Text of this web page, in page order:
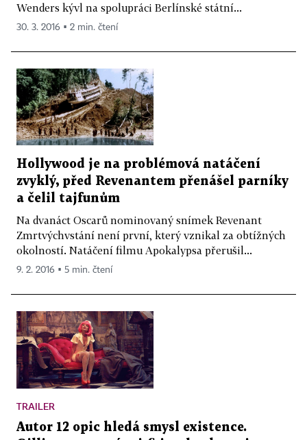
Wenders kývl na spolupráci Berlínské státní...
30. 3. 2016 ▪ 2 min. čtení
Hollywood je na problémová natáčení
zvyklý, před Revenantem přenášel parníky
a čelil tajfunům
Na dvanáct Oscarů nominovaný snímek Revenant
Zmrtvýchvstání není první, který vznikal za obtížných
okolností. Natáčení filmu Apokalypsa přerušil...
9. 2. 2016 ▪ 5 min. čtení
TRAILER
Autor 12 opic hledá smysl existence.